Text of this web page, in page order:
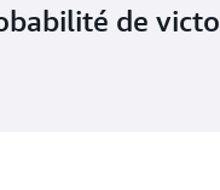
de
sur plusieurs